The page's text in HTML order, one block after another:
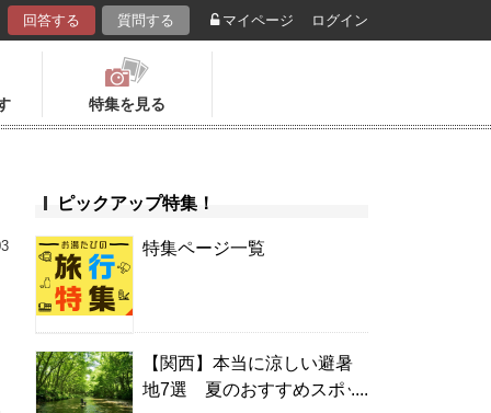
回答する 質問する マイページ ログイン
特集を見る
ピックアップ特集！
特集ページ一覧
【関西】本当に涼しい避暑
地7選 夏のおすすめスポッ